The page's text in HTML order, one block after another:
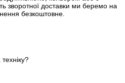
зворотної доставки ми беремо на
безкоштовне.